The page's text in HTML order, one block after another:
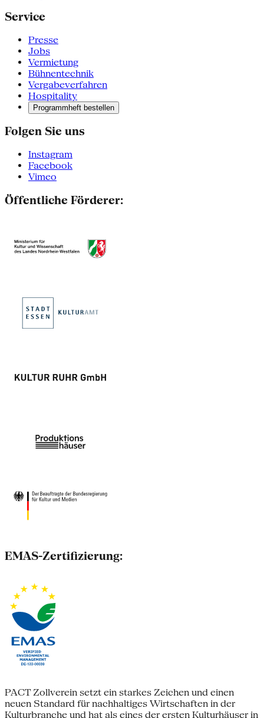
Service
Presse
Jobs
Vermietung
Bühnentechnik
Vergabeverfahren
Hospitality
Programmheft bestellen
Folgen Sie uns
Instagram
Facebook
Vimeo
Öffentliche Förderer:
EMAS-Zertifizierung:
PACT Zollverein setzt ein starkes Zeichen und einen
neuen Standard für nachhaltiges Wirtschaften in der
Kulturbranche und hat als eines der ersten Kulturhäuser in